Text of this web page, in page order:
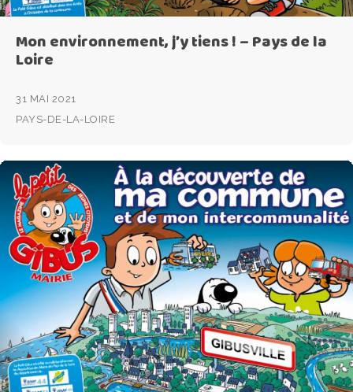
Mon environnement, j’y tiens ! – Pays de la
Loire
31 MAI 2021
PAYS-DE-LA-LOIRE